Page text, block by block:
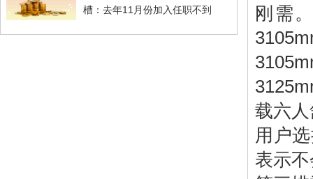
刚需
载六
用户
表示
槽：去年11月份加入任职不到